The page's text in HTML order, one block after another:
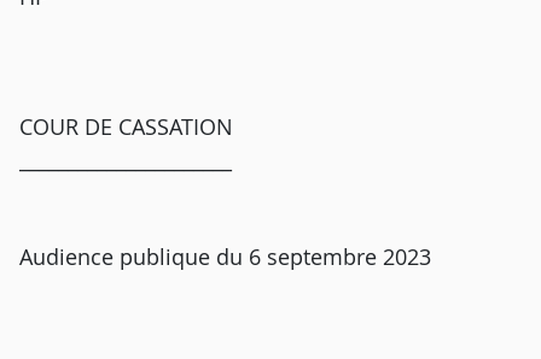
COUR DE CASSATION
Audience publique du 6 septembre 2023